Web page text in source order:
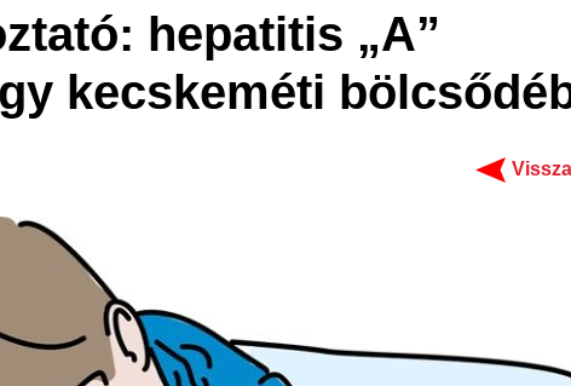
hepatitis „A”
kecskeméti